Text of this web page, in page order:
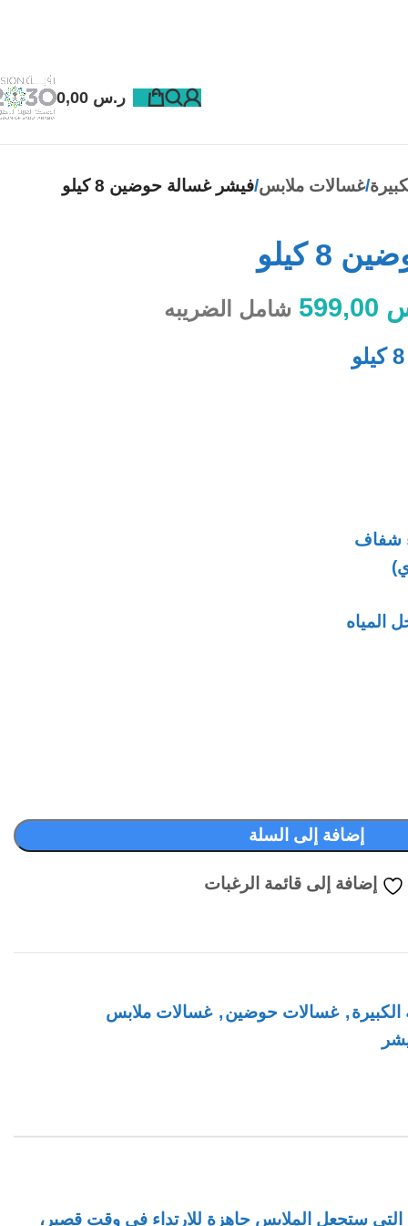
ر.س
غسالات ملابس فيشر غسالة حوضين 8 كيلو
كيلو
شامل الضريبه
شفاف
المياه
إضافة إلى السلة
إضافة إلى قائمة الرغبات
الكبيرة, غسالات حوضين, غسالات ملابس
التي ستجعل الملابس جاهزة للارتداء في وقت قصير،